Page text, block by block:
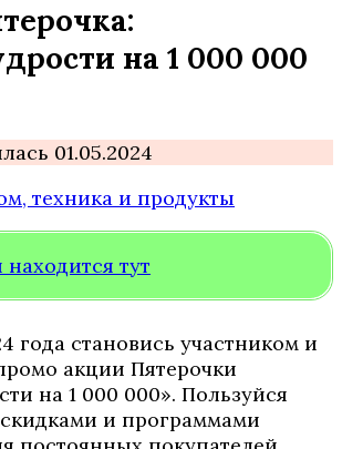
на 1 000 000
01.05.2024
тут
года становись участником и
акции Пятерочки
на 1 000 000». Пользуйся
и программами